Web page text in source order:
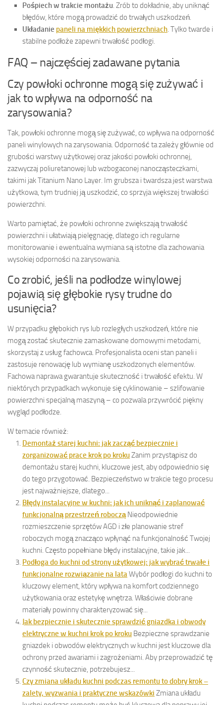
Pośpiech w trakcie montażu. Zrób to dokładnie, aby uniknąć
błędów, które mogą prowadzić do trwałych uszkodzeń.
Układanie paneli na miękkich powierzchniach. Tylko twarde i
stabilne podłoże zapewni trwałość podłogi.
FAQ – najczęściej zadawane pytania
Czy powłoki ochronne mogą się zużywać i
jak to wpływa na odporność na
zarysowania?
Tak, powłoki ochronne mogą się zużywać, co wpływa na odporność
paneli winylowych na zarysowania. Odporność ta zależy głównie od
grubości warstwy użytkowej oraz jakości powłoki ochronnej,
zazwyczaj poliuretanowej lub wzbogaconej nanocząsteczkami,
takimi jak Titanium Nano Layer. Im grubsza i twardsza jest warstwa
użytkowa, tym trudniej ją uszkodzić, co sprzyja większej trwałości
powierzchni.
Warto pamiętać, że powłoki ochronne zwiększają trwałość
powierzchni i ułatwiają pielęgnację, dlatego ich regularne
monitorowanie i ewentualna wymiana są istotne dla zachowania
wysokiej odporności na zarysowania.
Co zrobić, jeśli na podłodze winylowej
pojawią się głębokie rysy trudne do
usunięcia?
W przypadku głębokich rys lub rozległych uszkodzeń, które nie
mogą zostać skutecznie zamaskowane domowymi metodami,
skorzystaj z usług fachowca. Profesjonalista oceni stan paneli i
zastosuje renowację lub wymianę uszkodzonych elementów.
Fachowa naprawa gwarantuje skuteczność i trwałość efektu. W
niektórych przypadkach wykonuje się cyklinowanie – szlifowanie
powierzchni specjalną maszyną – co pozwala przywrócić piękny
wygląd podłodze.
W temacie również:
Demontaż starej kuchni: jak zacząć bezpiecznie i
zorganizować prace krok po krokuZanim przystąpisz do
demontażu starej kuchni, kluczowe jest, aby odpowiednio się
do tego przygotować. Bezpieczeństwo w trakcie tego procesu
jest najważniejsze, dlatego...
Błędy instalacyjne w kuchni: jak ich uniknąć i zaplanować
funkcjonalną przestrzeń roboczą Nieodpowiednie
rozmieszczenie sprzętów AGD i złe planowanie stref
roboczych mogą znacząco wpłynąć na funkcjonalność Twojej
kuchni. Często popełniane błędy instalacyjne, takie jak...
Podłoga do kuchni od strony użytkowej: jak wybrać trwałe i
funkcjonalne rozwiązanie na lataWybór podłogi do kuchni to
kluczowy element, który wpływa na komfort codziennego
użytkowania oraz estetykę wnętrza. Właściwie dobrane
materiały powinny charakteryzować się...
Jak bezpiecznie i skutecznie sprawdzić gniazdka i obwody
elektryczne w kuchni krok po kroku Bezpieczne sprawdzanie
gniazdek i obwodów elektrycznych w kuchni jest kluczowe dla
ochrony przed awariami i zagrożeniami. Aby przeprowadzić tę
czynność skutecznie, potrzebujesz...
Czy zmiana układu kuchni podczas remontu to dobry krok –
zalety, wyzwania i praktyczne wskazówki Zmiana układu